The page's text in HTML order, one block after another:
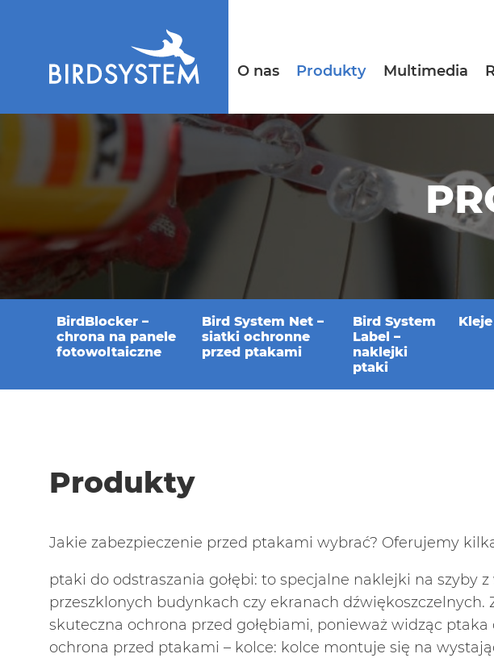
O nas Produkty Multimedia
BirdBlocker –
chrona na panele
fotowoltaiczne
Bird System Net –
siatki ochronne
przed ptakami
Bird System
Label –
naklejki
ptaki
Kleje
Produkty
Jakie zabezpieczenie przed ptakami wybrać? Oferujemy
ptaki do odstraszania gołębi: to specjalne naklejki na
przeszklonych budynkach czy ekranach
skuteczna ochrona przed gołębiami, ponieważ widząc
ochrona przed ptakami – kolce: kolce montuje się na